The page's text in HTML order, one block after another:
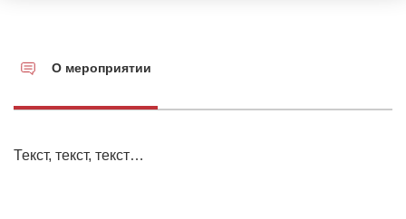
О мероприятии
Текст, текст, текст…